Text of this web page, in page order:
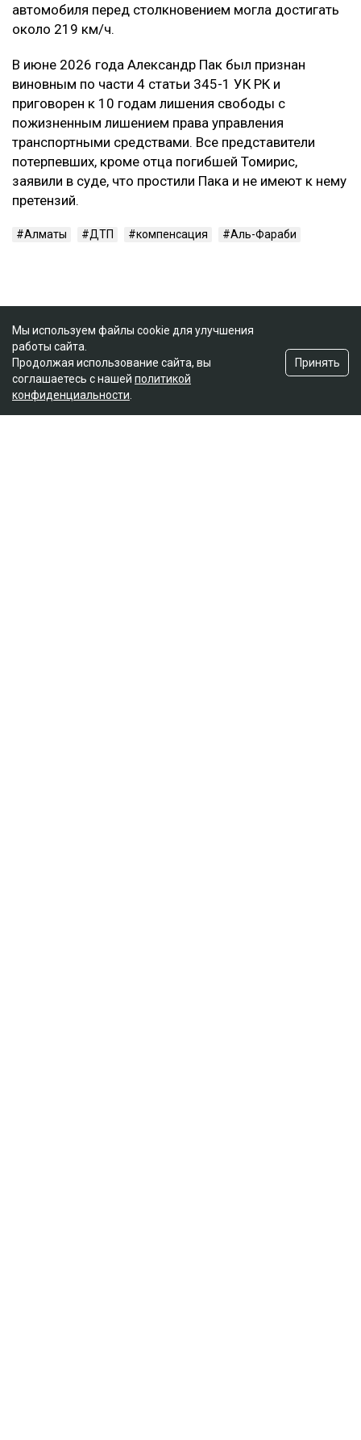
автомобиля перед столкновением могла достигать
около 219 км/ч.
В июне 2026 года Александр Пак был признан
виновным по части 4 статьи 345-1 УК РК и
приговорен к 10 годам лишения свободы с
пожизненным лишением права управления
транспортными средствами. Все представители
потерпевших, кроме отца погибшей Томирис,
заявили в суде, что простили Пака и не имеют к нему
претензий.
Алматы ДТП компенсация Аль-Фараби
Мы используем файлы cookie для улучшения
работы сайта.
Продолжая использование сайта, вы
соглашаетесь с нашей политикой
конфиденциальности
Принять